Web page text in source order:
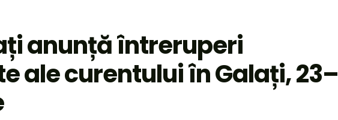
anunță întreruperi
ale curentului în Galați, 23–